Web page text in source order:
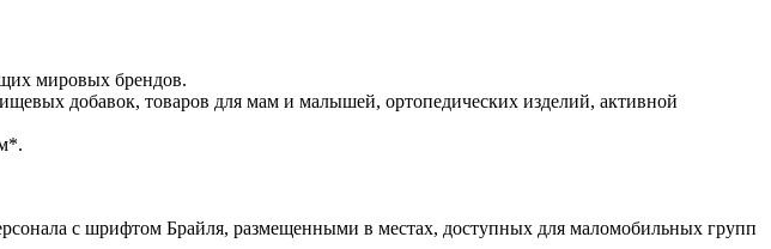
мировых брендов.
добавок, товаров для мам и малышей, ортопедических изделий, активной
с шрифтом Брайля, размещенными в местах, доступных для маломобильных групп